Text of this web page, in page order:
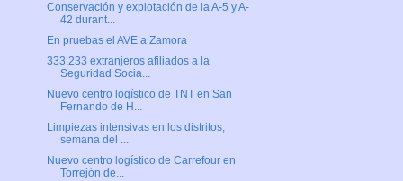
Conservación y explotación de la A-5 y A-
42 durant...
En pruebas el AVE a Zamora
333.233 extranjeros afiliados a la
Seguridad Socia...
Nuevo centro logístico de TNT en San
Fernando de H...
Limpiezas intensivas en los distritos,
semana del ...
Nuevo centro logístico de Carrefour en
Torrejón de...